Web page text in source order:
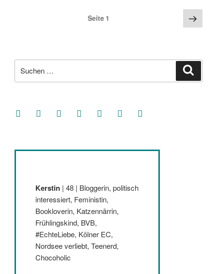
Seitennummerierung
Seite 1
Seite
nach:
facebooksoundcloud
twitter mastodoninstagramthreads goodreads
Kerstin | 48 | Bloggerin, politisch
interessiert, Feministin,
Bookloverin, Katzennärrin,
Frühlingskind, BVB,
#EchteLiebe, Kölner EC,
Nordsee verliebt, Teenerd,
Chocoholic